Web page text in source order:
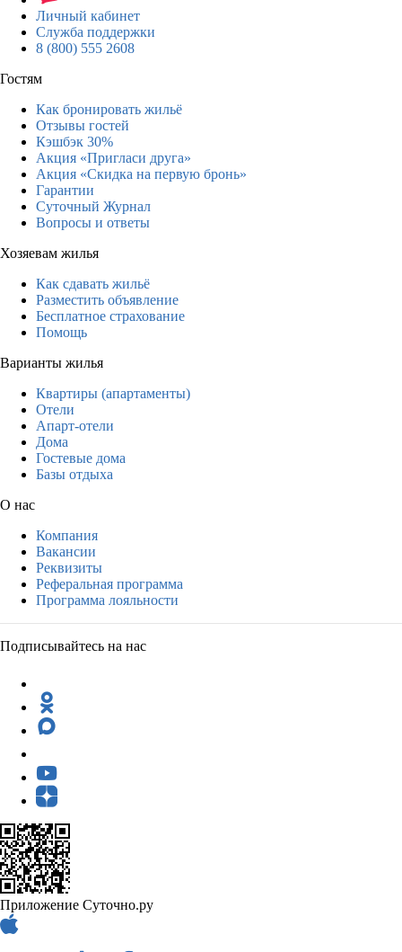
Личный кабинет
Служба поддержки
8 (800) 555 2608
Гостям
Как бронировать жильё
Отзывы гостей
Кэшбэк 30%
Акция «Пригласи друга»
Акция «Скидка на первую бронь»
Гарантии
Суточный Журнал
Вопросы и ответы
Хозяевам жилья
Как сдавать жильё
Разместить объявление
Бесплатное страхование
Помощь
Варианты жилья
Квартиры (апартаменты)
Отели
Апарт-отели
Дома
Гостевые дома
Базы отдыха
О нас
Компания
Вакансии
Реквизиты
Реферальная программа
Программа лояльности
Подписывайтесь на нас
Приложение Суточно.ру